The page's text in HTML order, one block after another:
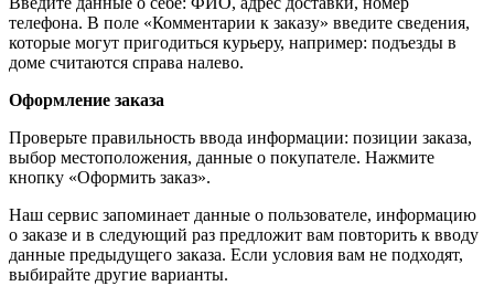
телефона. В поле «Комментарии к заказу» введите сведения,
которые могут пригодиться курьеру, например: подъезды в
доме считаются справа налево.
Оформление заказа
Проверьте правильность ввода информации: позиции заказа,
выбор местоположения, данные о покупателе. Нажмите
кнопку «Оформить заказ».
Наш сервис запоминает данные о пользователе, информацию
о заказе и в следующий раз предложит вам повторить к вводу
данные предыдущего заказа. Если условия вам не подходят,
выбирайте другие варианты.